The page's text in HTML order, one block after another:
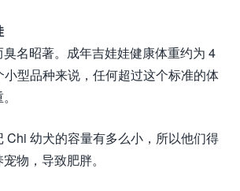
名昭著。成年吉娃娃健康体重约为 4
型品种来说，任何超过这个标准的体
Chi 幼犬的容量有多么小，所以他们得
物，导致肥胖。